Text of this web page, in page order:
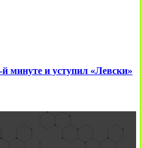
минуте и уступил «Левски»